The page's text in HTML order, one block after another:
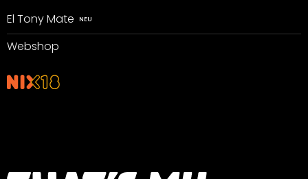
El Tony Mate
Webshop